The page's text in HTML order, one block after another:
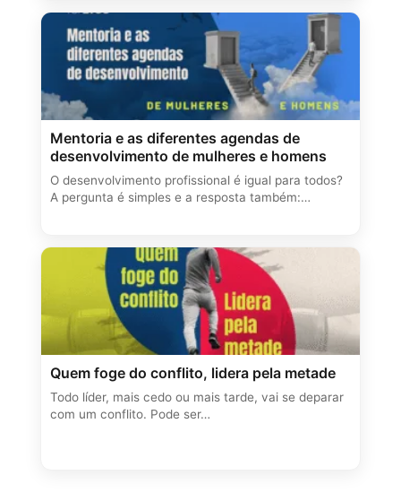
Mentoria e as diferentes agendas de
desenvolvimento de mulheres e homens
O desenvolvimento profissional é igual para todos?
A pergunta é simples e a resposta também:…
Quem foge do conflito, lidera pela metade
Todo líder, mais cedo ou mais tarde, vai se deparar
com um conflito. Pode ser…